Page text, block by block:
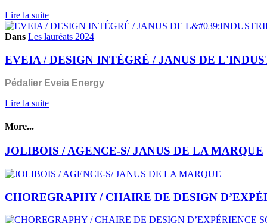
Lire la suite
Dans Les lauréats 2024
EVEIA / DESIGN INTÉGRÉ / JANUS DE
Pédalier Eveia Energy
Lire la suite
More...
JOLIBOIS / AGENCE-S/ JANUS DE LA MARQUE
CHOREGRAPHY / CHAIRE DE DESIGN